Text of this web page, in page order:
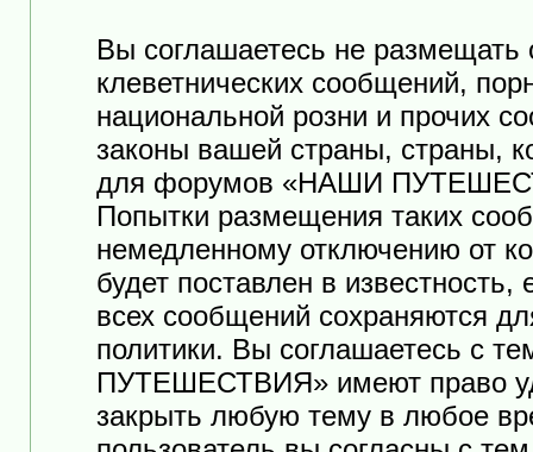
Вы соглашаетесь не
клеветнических сообщений,
национальной розни и прочих
законы вашей страны, страны,
для форумов «НАШИ
Попытки размещения таких
немедленному отключению от
будет поставлен в
всех сообщений сохраняются
политики. Вы соглашаетесь с
ПУТЕШЕСТВИЯ» имеют право
закрыть любую тему в любое